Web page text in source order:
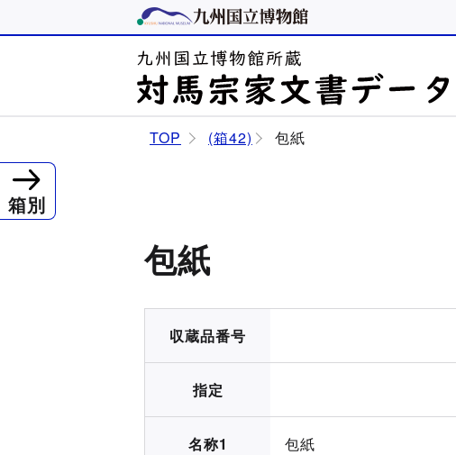
TOP (箱42) 包紙
包紙
収蔵品番号
指定
名称1 包紙
箱別